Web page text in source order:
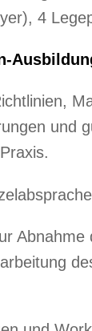
4
und
Abnahme